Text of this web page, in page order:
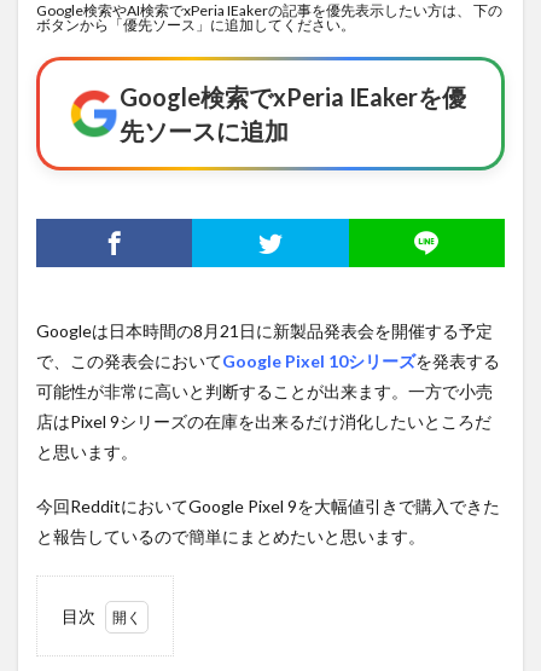
Google検索やAI検索でxPeria IEakerの記事を優先表示したい方は、 下の
ボタンから「優先ソース」に追加してください。
Google検索でxPeria IEakerを優
先ソースに追加
Googleは日本時間の8月21日に新製品発表会を開催する予定
で、この発表会においてGoogle Pixel 10シリーズを発表する
可能性が非常に高いと判断することが出来ます。一方で小売
店はPixel 9シリーズの在庫を出来るだけ消化したいところだ
と思います。
今回RedditにおいてGoogle Pixel 9を大幅値引きで購入できた
と報告しているので簡単にまとめたいと思います。
目次